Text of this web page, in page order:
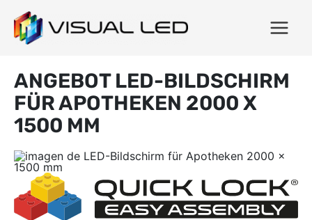
ANGEBOT LED-BILDSCHIRM
FÜR APOTHEKEN 2000 X
1500 MM